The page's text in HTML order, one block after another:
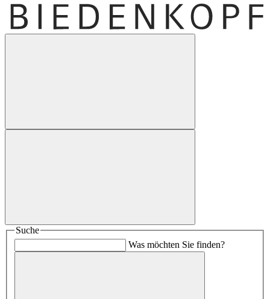
Suche
Was möchten Sie finden?